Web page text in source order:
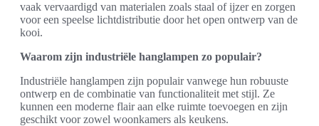
vaak vervaardigd van materialen zoals staal of ijzer en zorgen
voor een speelse lichtdistributie door het open ontwerp van de
kooi.
Waarom zijn industriële hanglampen zo populair?
Industriële hanglampen zijn populair vanwege hun robuuste
ontwerp en de combinatie van functionaliteit met stijl. Ze
kunnen een moderne flair aan elke ruimte toevoegen en zijn
geschikt voor zowel woonkamers als keukens.